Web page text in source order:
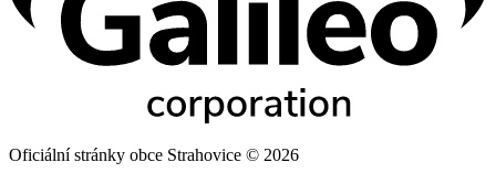
Oficiální stránky obce Strahovice © 2026